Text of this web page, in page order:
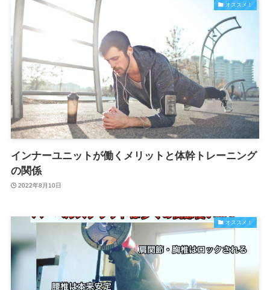
オススメ！
インナーユニットが働くメリットと体幹トレーニング
の関係
2022年8月10日
オススメ！